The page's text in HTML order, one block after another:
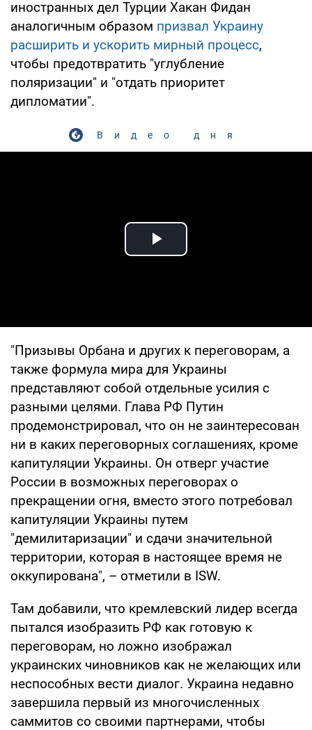
иностранных дел Турции Хакан Фидан
аналогичным образом призвал Украину
расширить и ускорить мирный процесс,
чтобы предотвратить "углубление
поляризации" и "отдать приоритет
дипломатии".
Видео дня
Play Video
"Призывы Орбана и других к переговорам, а
также формула мира для Украины
представляют собой отдельные усилия с
разными целями. Глава РФ Путин
продемонстрировал, что он не заинтересован
ни в каких переговорных соглашениях, кроме
капитуляции Украины. Он отверг участие
России в возможных переговорах о
прекращении огня, вместо этого потребовал
капитуляции Украины путем
"демилитаризации" и сдачи значительной
территории, которая в настоящее время не
оккупирована", – отметили в ISW.
Там добавили, что кремлевский лидер всегда
пытался изобразить РФ как готовую к
переговорам, но ложно изображал
украинских чиновников как не желающих или
неспособных вести диалог. Украина недавно
завершила первый из многочисленных
саммитов со своими партнерами, чтобы